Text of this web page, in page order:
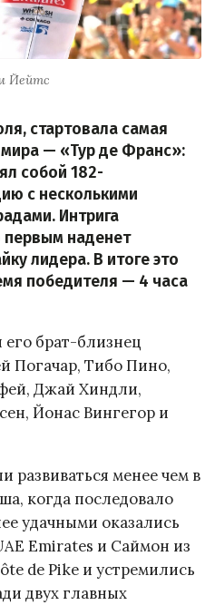
Йейтс
стартовала самая
— «Тур де Франс»:
собой 182-
с несколькими
Интрига
первым наденет
лидера. В итоге это
победителя — 4 часа
брат-близнец
Погачар, Тибо Пино,
Джай Хиндли,
Йонас Вингегор и
развиваться менее чем в
когда последовало
удачными оказались
Emirates и Саймон из
de Pike и устремились
двух главных